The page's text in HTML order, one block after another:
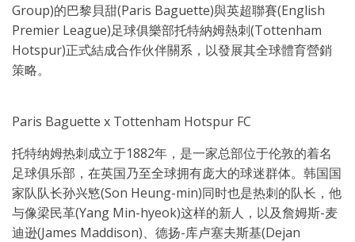
Group)的巴黎貝甜(Paris Baguette)與英超聯賽(English
Premier League)足球俱樂部托特納姆熱刺(Tottenham
Hotspur)正式結成合作伙伴關系，以發展其全球體育營銷
策略。
Paris Baguette x Tottenham Hotspur FC
托特纳姆热刺成立于1882年，是一家总部位于伦敦的着名
足球俱乐部，在英国乃至全球拥有庞大的球迷群体。韩国国
家队队长孙兴慜(Son Heung-min)同时也是热刺的队长，他
与像梁民革(Yang Min-hyeok)这样的新人，以及詹姆斯-麦
迪逊(James Maddison)、德扬-库卢塞夫斯基(Dejan